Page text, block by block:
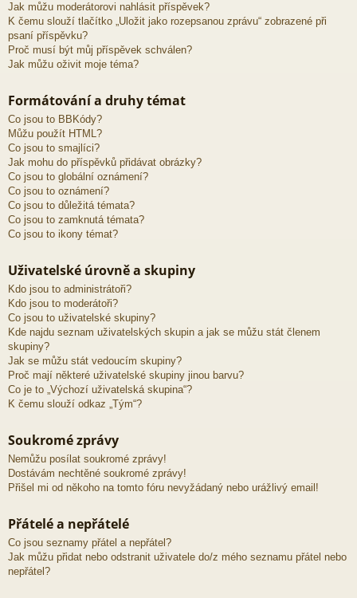
Jak můžu moderátorovi nahlásit příspěvek?
K čemu slouží tlačítko „Uložit jako rozepsanou zprávu“ zobrazené při
psaní příspěvku?
Proč musí být můj příspěvek schválen?
Jak můžu oživit moje téma?
Formátování a druhy témat
Co jsou to BBKódy?
Můžu použít HTML?
Co jsou to smajlíci?
Jak mohu do příspěvků přidávat obrázky?
Co jsou to globální oznámení?
Co jsou to oznámení?
Co jsou to důležitá témata?
Co jsou to zamknutá témata?
Co jsou to ikony témat?
Uživatelské úrovně a skupiny
Kdo jsou to administrátoři?
Kdo jsou to moderátoři?
Co jsou to uživatelské skupiny?
Kde najdu seznam uživatelských skupin a jak se můžu stát členem
skupiny?
Jak se můžu stát vedoucím skupiny?
Proč mají některé uživatelské skupiny jinou barvu?
Co je to „Výchozí uživatelská skupina“?
K čemu slouží odkaz „Tým“?
Soukromé zprávy
Nemůžu posílat soukromé zprávy!
Dostávám nechtěné soukromé zprávy!
Přišel mi od někoho na tomto fóru nevyžádaný nebo urážlivý email!
Přátelé a nepřátelé
Co jsou seznamy přátel a nepřátel?
Jak můžu přidat nebo odstranit uživatele do/z mého seznamu přátel nebo
nepřátel?